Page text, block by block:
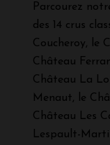
Parcourez
des 14 crus
Coucheroy, le
Château
Château La
Menaut, le
Château Les
Lespault-